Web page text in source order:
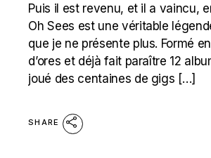
Puis il est revenu, et il a vaincu,
Oh Sees est une véritable
que je ne présente plus. Formé
d’ores et déjà fait paraître 12
joué des centaines de gigs […]
SHARE